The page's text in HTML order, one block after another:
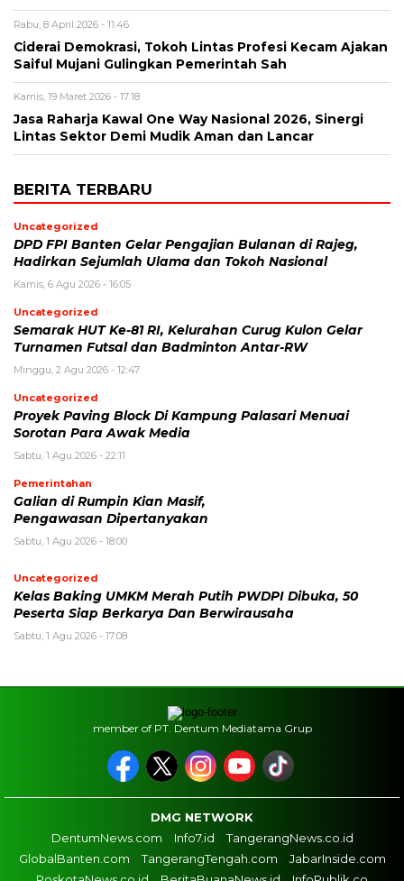
Rabu, 8 April 2026 - 11:46
Ciderai Demokrasi, Tokoh Lintas Profesi Kecam Ajakan
Saiful Mujani Gulingkan Pemerintah Sah
Kamis, 19 Maret 2026 - 17:18
Jasa Raharja Kawal One Way Nasional 2026, Sinergi
Lintas Sektor Demi Mudik Aman dan Lancar
BERITA TERBARU
Uncategorized
DPD FPI Banten Gelar Pengajian Bulanan di Rajeg,
Hadirkan Sejumlah Ulama dan Tokoh Nasional
Kamis, 6 Agu 2026 - 16:05
Uncategorized
Semarak HUT Ke-81 RI, Kelurahan Curug Kulon Gelar
Turnamen Futsal dan Badminton Antar-RW
Minggu, 2 Agu 2026 - 12:47
Uncategorized
Proyek Paving Block Di Kampung Palasari Menuai
Sorotan Para Awak Media
Sabtu, 1 Agu 2026 - 22:11
Pemerintahan
Galian di Rumpin Kian Masif,
Pengawasan Dipertanyakan
Sabtu, 1 Agu 2026 - 18:00
Uncategorized
Kelas Baking UMKM Merah Putih PWDPI Dibuka, 50
Peserta Siap Berkarya Dan Berwirausaha
Sabtu, 1 Agu 2026 - 17:08
member of PT. Dentum Mediatama Grup
DMG NETWORK
DentumNews.com
Info7.id
TangerangNews.co.id
GlobalBanten.com
TangerangTengah.com
JabarInside.com